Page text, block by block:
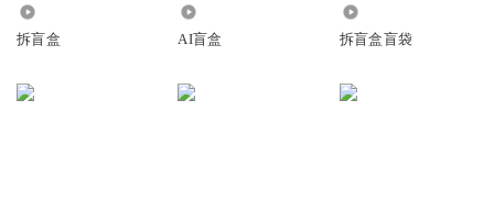
拆盲盒 AI盲盒 拆盲盒盲袋